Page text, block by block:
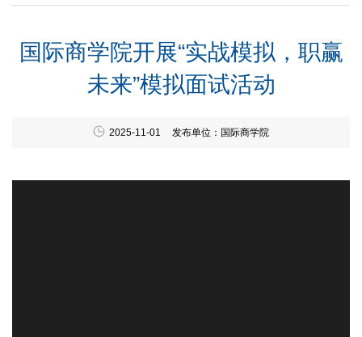
国际商学院开展“实战模拟，职赢
未来”模拟面试活动​
2025-11-01 发布单位：国际商学院